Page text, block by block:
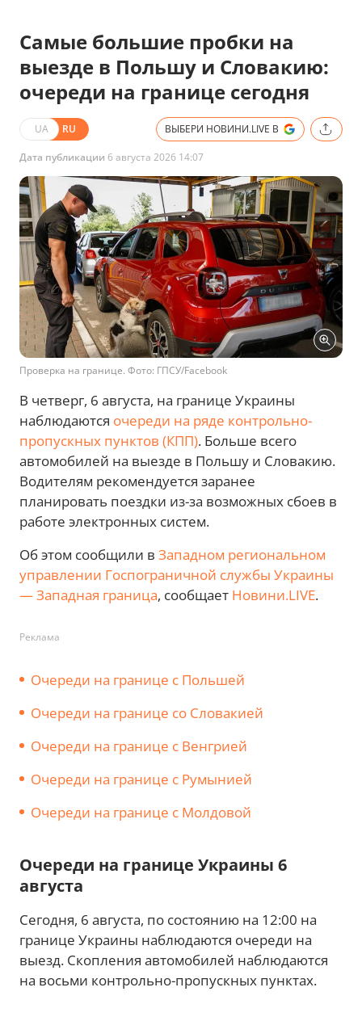
Самые большие пробки на
выезде в Польшу и Словакию:
очереди на границе сегодня
UA RU ВЫБЕРИ НОВИНИ.LIVE В
Дата публикации 6 августа 2026 14:07
Проверка на границе. Фото: ГПСУ/Facebook
В четверг, 6 августа, на границе Украины
наблюдаются очереди на ряде контрольно-
пропускных пунктов (КПП). Больше всего
автомобилей на выезде в Польшу и Словакию.
Водителям рекомендуется заранее
планировать поездки из-за возможных сбоев в
работе электронных систем.
Об этом сообщили в Западном региональном
управлении Госпограничной службы Украины
— Западная граница, сообщает Новини.LIVE.
Реклама
Очереди на границе с Польшей
Очереди на границе со Словакией
Очереди на границе с Венгрией
Очереди на границе с Румынией
Очереди на границе с Молдовой
Очереди на границе Украины 6
августа
Сегодня, 6 августа, по состоянию на 12:00 на
границе Украины наблюдаются очереди на
выезд. Скопления автомобилей наблюдаются
на восьми контрольно-пропускных пунктах.